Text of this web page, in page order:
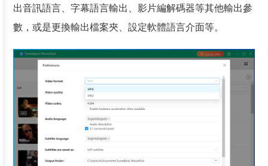
出音訊語言、字幕語言輸出、影片編解碼器等其他輸出參
數，或是更換輸出檔案夾、設定軟體語言介面等。